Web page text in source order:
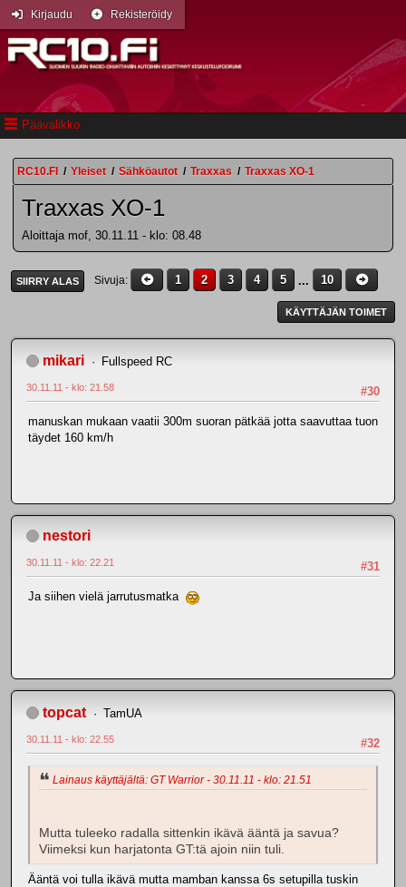
Päävalikko
Kirjaudu Rekisteröidy
RC10.FI / Yleiset / Sähköautot / Traxxas / Traxxas XO-1
Traxxas XO-1
Aloittaja mof, 30.11.11 - klo: 08.48
SIIRRY ALAS Sivuja 1 2 3 4 5 ... 10
KÄYTTÄJÄN TOIMET
mikari Fullspeed RC
#30
30.11.11 - klo: 21.58
manuskan mukaan vaatii 300m suoran pätkää jotta saavuttaa tuon
täydet 160 km/h
nestori
#31
30.11.11 - klo: 22.21
Ja siihen vielä jarrutusmatka
topcat TamUA
#32
30.11.11 - klo: 22.55
Lainaus käyttäjältä: GT Warrior - 30.11.11 - klo: 21.51
Mutta tuleeko radalla sittenkin ikävä ääntä ja savua?
Viimeksi kun harjatonta GT:tä ajoin niin tuli.
Ääntä voi tulla ikävä mutta mamban kanssa 6s setupilla tuskin